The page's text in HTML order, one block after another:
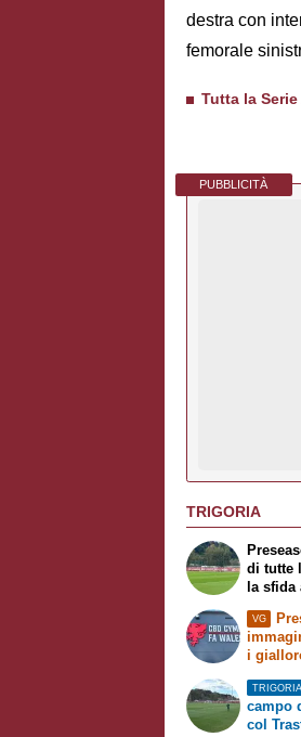
destra con
femorale
Tutta la
PUBBLICITÀ
TRIGORIA
di tutte
la sfida
VG
i
TRIGORIA
campo
col